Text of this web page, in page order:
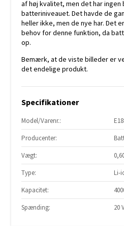
af høj kvalitet, men det har
batteriniveauet. Det havde de
heller ikke, men de nye har. Det
behov for denne funktion, da
op.
Bemærk, at de viste billeder er
det endelige produkt.
Specifikationer
Model/Varenr.:
Producenter:
Vægt:
Type:
Li-
Kapacitet:
Spænding:
20